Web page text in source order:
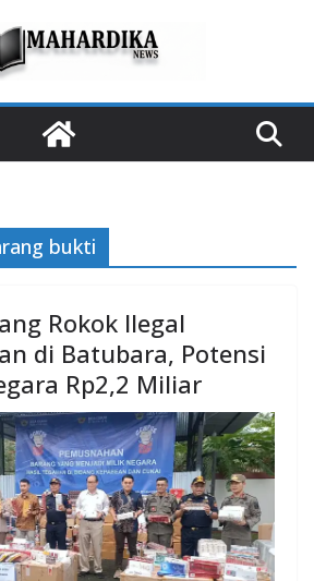
bukti
Rokok Ilegal
di Batubara, Potensi
Rp2,2 Miliar